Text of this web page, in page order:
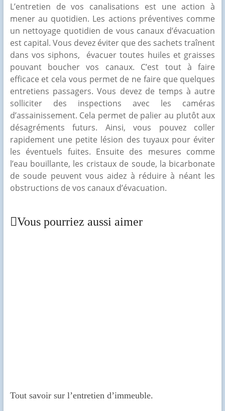
L’entretien de vos canalisations est une action à
mener au quotidien. Les actions préventives comme
un nettoyage quotidien de vous canaux d’évacuation
est capital. Vous devez éviter que des sachets traînent
dans vos siphons, évacuer toutes huiles et graisses
pouvant boucher vos canaux. C’est tout à faire
efficace et cela vous permet de ne faire que quelques
entretiens passagers. Vous devez de temps à autre
solliciter des inspections avec les caméras
d’assainissement. Cela permet de palier au plutôt aux
désagréments futurs. Ainsi, vous pouvez coller
rapidement une petite lésion des tuyaux pour éviter
les éventuels fuites. Ensuite des mesures comme
l’eau bouillante, les cristaux de soude, la bicarbonate
de soude peuvent vous aidez à réduire à néant les
obstructions de vos canaux d’évacuation.
Vous pourriez aussi aimer
Tout savoir sur l’entretien d’immeuble.